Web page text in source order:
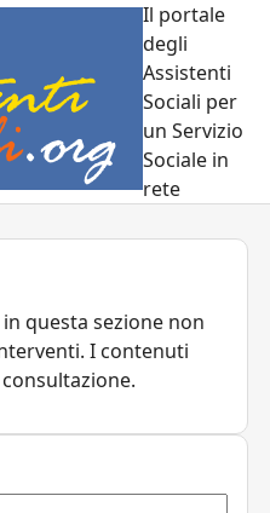
Il portale
degli
Assistenti
Sociali per
un Servizio
Sociale in
rete
questa sezione non
I contenuti